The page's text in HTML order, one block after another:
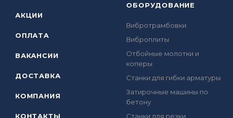
АКЦИИ
ОПЛАТА
ВАКАНСИИ
ДОСТАВКА
КОМПАНИЯ
КОНТАКТЫ
ОБОРУДОВАНИЕ
Вибротрамбовки
Виброплиты
Отбойные молотки и
коперы
Станки для гибки арматуры
Затирочные машины по
бетону
Станки для резки